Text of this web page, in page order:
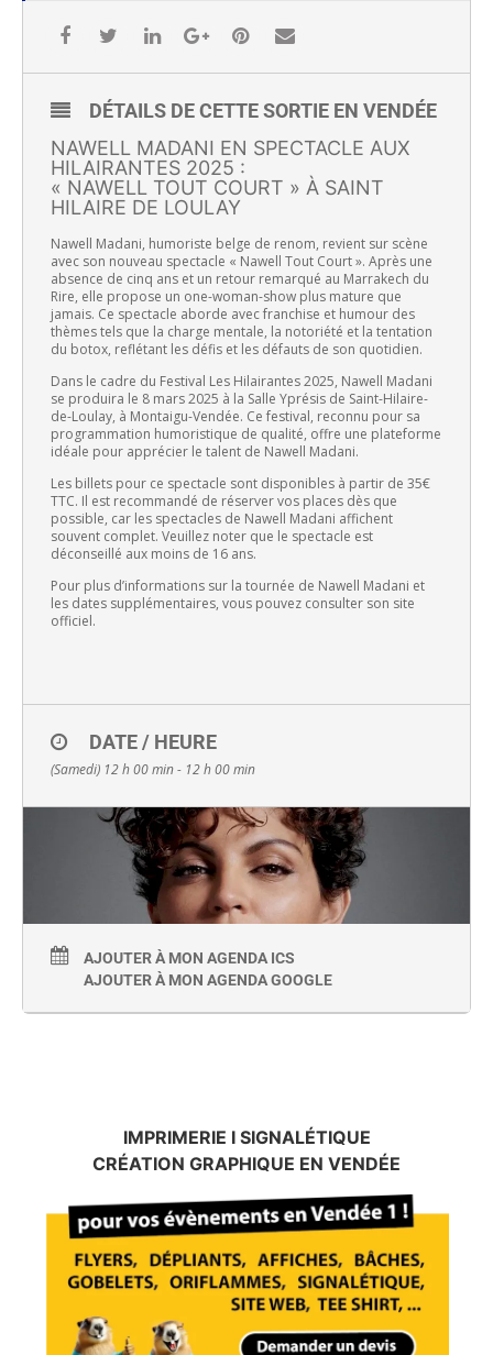
DÉTAILS DE CETTE SORTIE EN VENDÉE
NAWELL MADANI EN SPECTACLE AUX
HILAIRANTES 2025 :
« NAWELL TOUT COURT » À SAINT
HILAIRE DE LOULAY
Nawell Madani, humoriste belge de renom, revient sur scène
avec son nouveau spectacle « Nawell Tout Court ». Après une
absence de cinq ans et un retour remarqué au Marrakech du
Rire, elle propose un one-woman-show plus mature que
jamais. Ce spectacle aborde avec franchise et humour des
thèmes tels que la charge mentale, la notoriété et la tentation
du botox, reflétant les défis et les défauts de son quotidien.
Dans le cadre du Festival Les Hilairantes 2025, Nawell Madani
se produira le 8 mars 2025 à la Salle Yprésis de Saint-Hilaire-
de-Loulay, à Montaigu-Vendée. Ce festival, reconnu pour sa
programmation humoristique de qualité, offre une plateforme
idéale pour apprécier le talent de Nawell Madani.
Les billets pour ce spectacle sont disponibles à partir de 35€
TTC. Il est recommandé de réserver vos places dès que
possible, car les spectacles de Nawell Madani affichent
souvent complet. Veuillez noter que le spectacle est
déconseillé aux moins de 16 ans.
Pour plus d’informations sur la tournée de Nawell Madani et
les dates supplémentaires, vous pouvez consulter son site
officiel.
DATE / HEURE
(Samedi) 12 h 00 min - 12 h 00 min
AJOUTER À MON AGENDA ICS
AJOUTER À MON AGENDA GOOGLE
IMPRIMERIE I SIGNALÉTIQUE
CRÉATION GRAPHIQUE EN VENDÉE